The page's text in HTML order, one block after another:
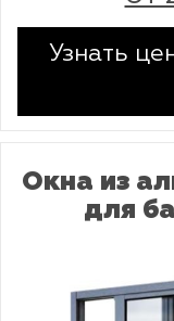
Узнать
Окна из
для